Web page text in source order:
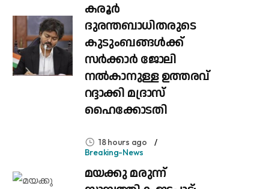
കരൂർ
ദുരന്തബാധിതരുടെ
കുടുംബങ്ങൾക്ക്
സർക്കാർ ജോലി
നൽകാനുള്ള ഉത്തരവ്
റദ്ദാക്കി മദ്രാസ്
ഹൈക്കോടതി
18 hours ago
Breaking-News
മയക്കു മരുന്ന്